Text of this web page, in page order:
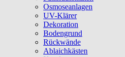
Osmoseanlagen
UV-Klärer
Dekoration
Bodengrund
Rückwände
Ablaichkästen